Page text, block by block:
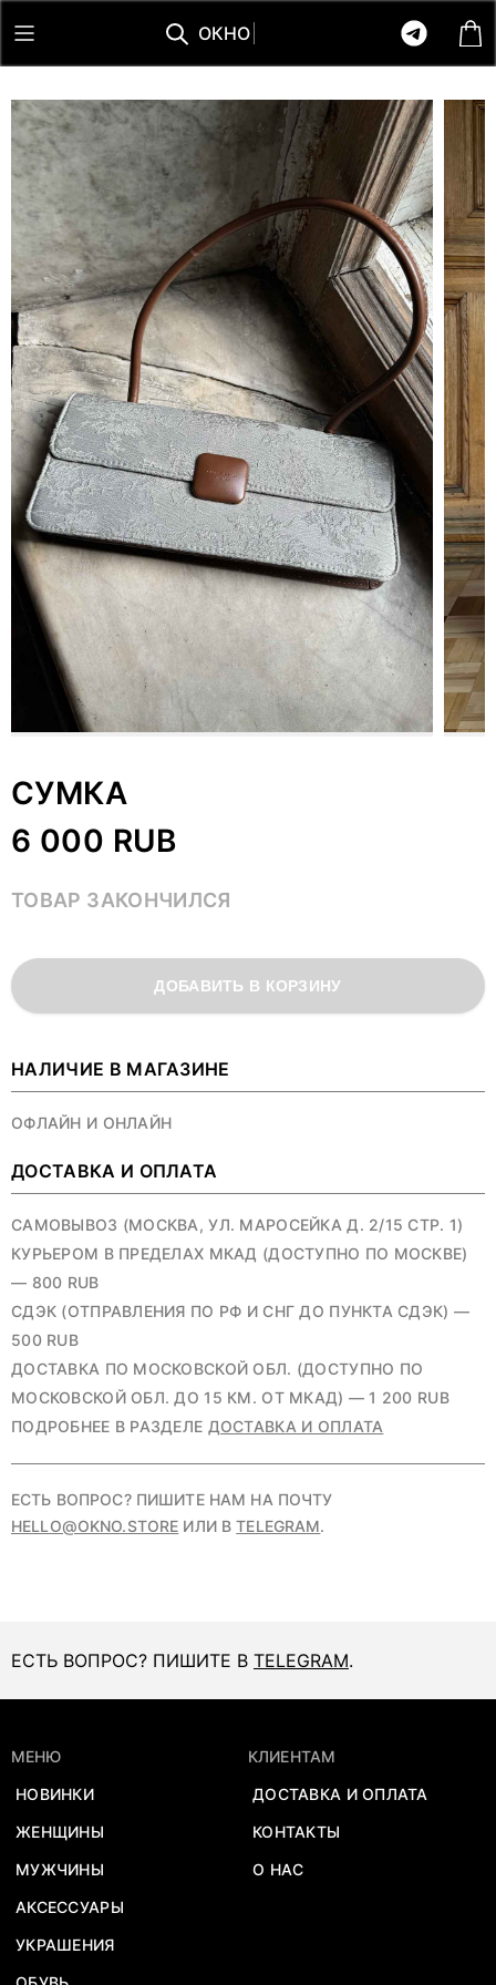
ОКНО
СУМКА
6 000 RUB
ТОВАР ЗАКОНЧИЛСЯ
ДОБАВИТЬ В КОРЗИНУ
НАЛИЧИЕ В МАГАЗИНЕ
ОФЛАЙН И ОНЛАЙН
ДОСТАВКА И ОПЛАТА
САМОВЫВОЗ (МОСКВА, УЛ. МАРОСЕЙКА Д. 2/15 СТР. 1)
КУРЬЕРОМ В ПРЕДЕЛАХ МКАД (ДОСТУПНО ПО МОСКВЕ)
— 800 RUB
СДЭК (ОТПРАВЛЕНИЯ ПО РФ И СНГ ДО ПУНКТА СДЭК) —
500 RUB
ДОСТАВКА ПО МОСКОВСКОЙ ОБЛ. (ДОСТУПНО ПО
МОСКОВСКОЙ ОБЛ. ДО 15 КМ. ОТ МКАД) — 1 200 RUB
ПОДРОБНЕЕ В РАЗДЕЛЕ ДОСТАВКА И ОПЛАТА
ЕСТЬ ВОПРОС? ПИШИТЕ НАМ НА ПОЧТУ
HELLO@OKNO.STORE ИЛИ ВTELEGRAM.
ЕСТЬ ВОПРОС? ПИШИТЕ В TELEGRAM.
МЕНЮ
НОВИНКИ
ЖЕНЩИНЫ
МУЖЧИНЫ
АКСЕССУАРЫ
УКРАШЕНИЯ
КЛИЕНТАМ
ДОСТАВКА И ОПЛАТА
КОНТАКТЫ
О НАС